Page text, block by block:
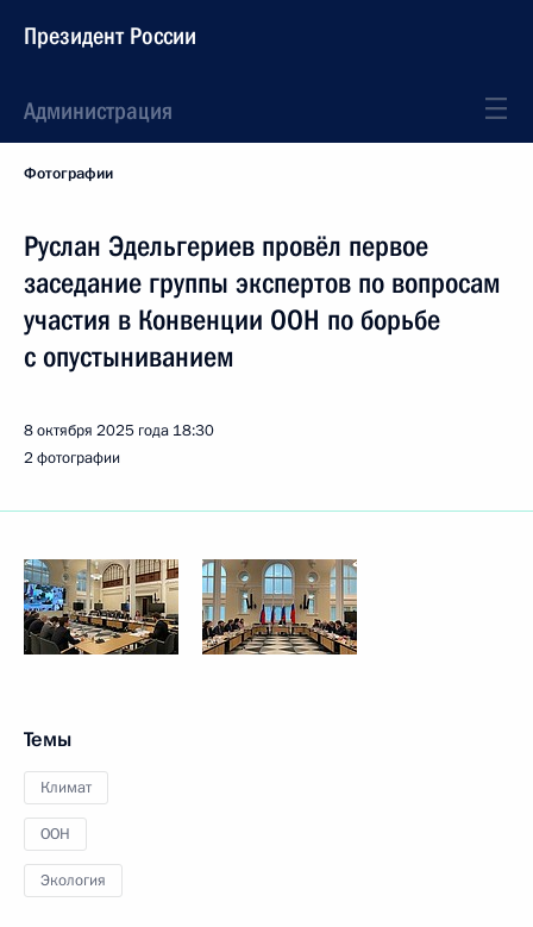
Президент России
Администрация
Фотографии
Руслан Эдельгериев провёл первое
заседание группы экспертов по вопросам
участия в Конвенции ООН по борьбе
с опустыниванием
8 октября 2025 года 18:30
2 фотографии
Темы
Климат
ООН
Экология